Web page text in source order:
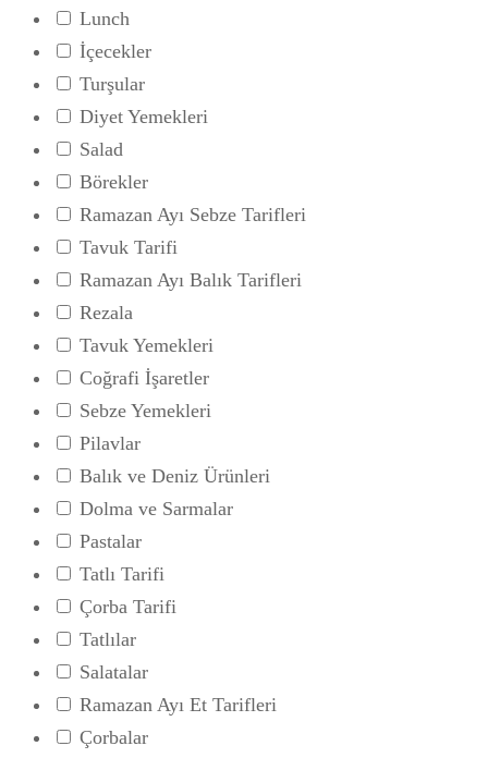
Lunch
İçecekler
Turşular
Diyet Yemekleri
Salad
Börekler
Ramazan Ayı Sebze Tarifleri
Tavuk Tarifi
Ramazan Ayı Balık Tarifleri
Rezala
Tavuk Yemekleri
Coğrafi İşaretler
Sebze Yemekleri
Pilavlar
Balık ve Deniz Ürünleri
Dolma ve Sarmalar
Pastalar
Tatlı Tarifi
Çorba Tarifi
Tatlılar
Salatalar
Ramazan Ayı Et Tarifleri
Çorbalar